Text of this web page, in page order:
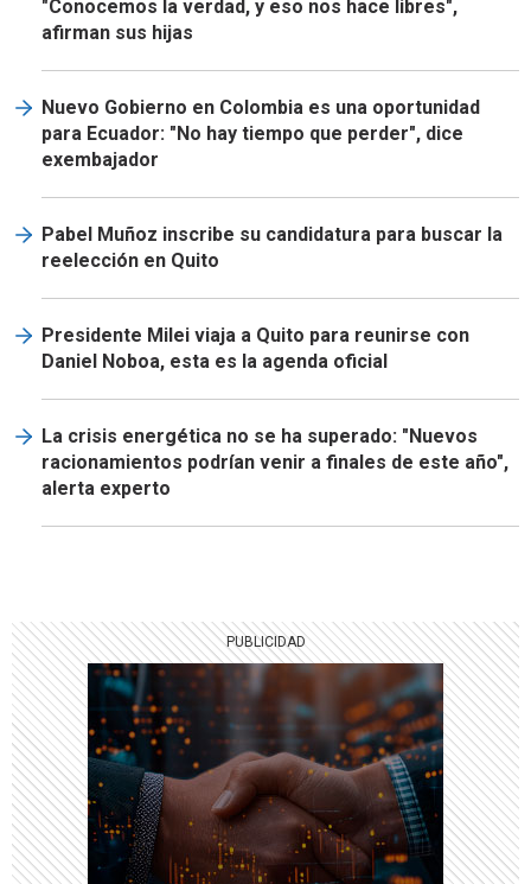
"Conocemos la verdad, y eso nos hace libres",
afirman sus hijas
Nuevo Gobierno en Colombia es una oportunidad
para Ecuador: "No hay tiempo que perder", dice
exembajador
Pabel Muñoz inscribe su candidatura para buscar la
reelección en Quito
Presidente Milei viaja a Quito para reunirse con
Daniel Noboa, esta es la agenda oficial
La crisis energética no se ha superado: "Nuevos
racionamientos podrían venir a finales de este año",
alerta experto